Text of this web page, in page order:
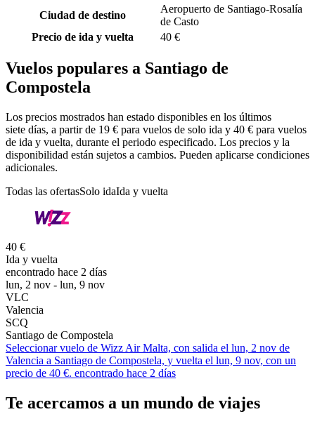
Ciudad de destino
Aeropuerto de Santiago-Rosalía
de Casto
Precio de ida y vuelta
40 €
Vuelos populares a Santiago de
Compostela
Los precios mostrados han estado disponibles en los últimos
siete días, a partir de 19 € para vuelos de solo ida y 40 € para vuelos
de ida y vuelta, durante el periodo especificado. Los precios y la
disponibilidad están sujetos a cambios. Pueden aplicarse condiciones
adicionales.
Todas las ofertasSolo idaIda y vuelta
40 €
Ida y vuelta
encontrado hace 2 días
lun, 2 nov - lun, 9 nov
VLC
Valencia
SCQ
Santiago de Compostela
Seleccionar vuelo de Wizz Air Malta, con salida el lun, 2 nov de
Valencia a Santiago de Compostela, y vuelta el lun, 9 nov, con un
precio de 40 €. encontrado hace 2 días
Te acercamos a un mundo de viajes